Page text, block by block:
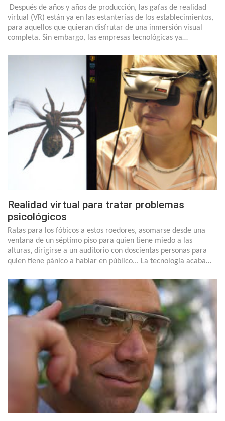
Después de años y años de producción, las gafas de realidad
virtual (VR) están ya en las estanterías de los establecimientos,
para aquellos que quieran disfrutar de una inmersión visual
completa. Sin embargo, las empresas tecnológicas ya…
Realidad virtual para tratar problemas
psicológicos
Ratas para los fóbicos a estos roedores, asomarse desde una
ventana de un séptimo piso para quien tiene miedo a las
alturas, dirigirse a un auditorio con doscientas personas para
quien tiene pánico a hablar en público... La tecnología acaba…